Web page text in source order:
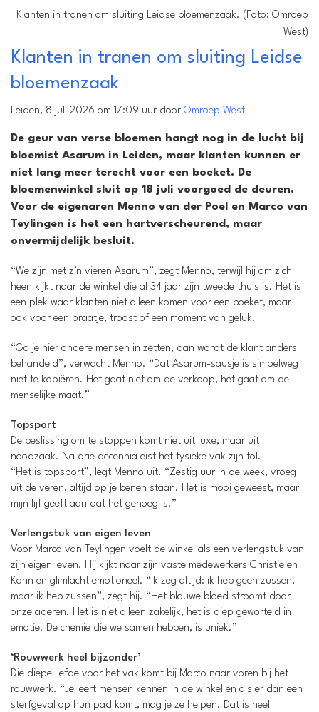
Klanten in tranen om sluiting Leidse bloemenzaak. (Foto: Omroep
West)
Klanten in tranen om sluiting Leidse
bloemenzaak
Leiden, 8 juli 2026 om 17:09 uur door Omroep West
De geur van verse bloemen hangt nog in de lucht bij
bloemist Asarum in Leiden, maar klanten kunnen er
niet lang meer terecht voor een boeket. De
bloemenwinkel sluit op 18 juli voorgoed de deuren.
Voor de eigenaren Menno van der Poel en Marco van
Teylingen is het een hartverscheurend, maar
onvermijdelijk besluit.
“We zijn met z’n vieren Asarum”, zegt Menno, terwijl hij om zich
heen kijkt naar de winkel die al 34 jaar zijn tweede thuis is. Het is
een plek waar klanten niet alleen komen voor een boeket, maar
ook voor een praatje, troost of een moment van geluk.
“Ga je hier andere mensen in zetten, dan wordt de klant anders
behandeld”, verwacht Menno. “Dat Asarum-sausje is simpelweg
niet te kopiëren. Het gaat niet om de verkoop, het gaat om de
menselijke maat.”
Topsport
De beslissing om te stoppen komt niet uit luxe, maar uit
noodzaak. Na drie decennia eist het fysieke vak zijn tol.
“Het is topsport”, legt Menno uit. “Zestig uur in de week, vroeg
uit de veren, altijd op je benen staan. Het is mooi geweest, maar
mijn lijf geeft aan dat het genoeg is.”
Verlengstuk van eigen leven
Voor Marco van Teylingen voelt de winkel als een verlengstuk van
zijn eigen leven. Hij kijkt naar zijn vaste medewerkers Christie en
Karin en glimlacht emotioneel. “Ik zeg altijd: ik heb geen zussen,
maar ik heb zussen”, zegt hij. “Het blauwe bloed stroomt door
onze aderen. Het is niet alleen zakelijk, het is diep geworteld in
emotie. De chemie die we samen hebben, is uniek.”
‘Rouwwerk heel bijzonder’
Die diepe liefde voor het vak komt bij Marco naar voren bij het
rouwwerk. “Je leert mensen kennen in de winkel en als er dan een
sterfgeval op hun pad komt, mag je ze helpen. Dat is heel